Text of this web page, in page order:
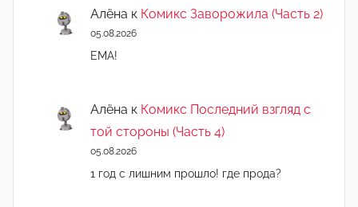
Алёна к Комикс Заворожила (Часть 2)
05.08.2026
ЕМА!
Алёна к Комикс Последний взгляд с
той стороны (Часть 4)
05.08.2026
1 год с лишним прошло! где прода?